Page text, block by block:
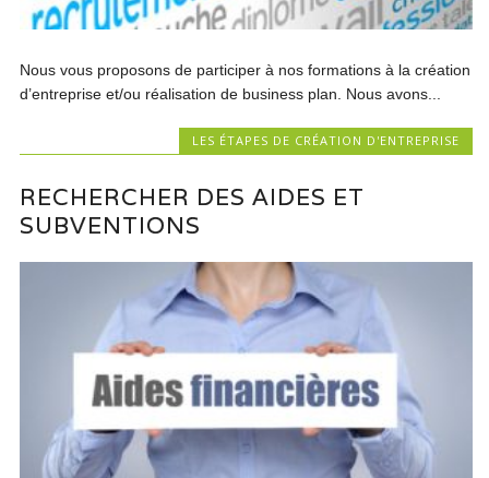
Nous vous proposons de participer à nos formations à la création
d’entreprise et/ou réalisation de business plan. Nous avons...
LES ÉTAPES DE CRÉATION D'ENTREPRISE
RECHERCHER DES AIDES ET
SUBVENTIONS